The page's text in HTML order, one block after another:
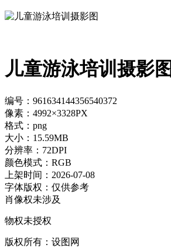
儿童游泳培训摄影图
编号：961634144356540372
像素：4992×3328PX
格式：png
大小：15.59MB
分辨率：72DPI
颜色模式：RGB
上架时间：2026-07-08
字体版权：仅供参考
肖像权未涉及
物权未授权
版权所有：设图网